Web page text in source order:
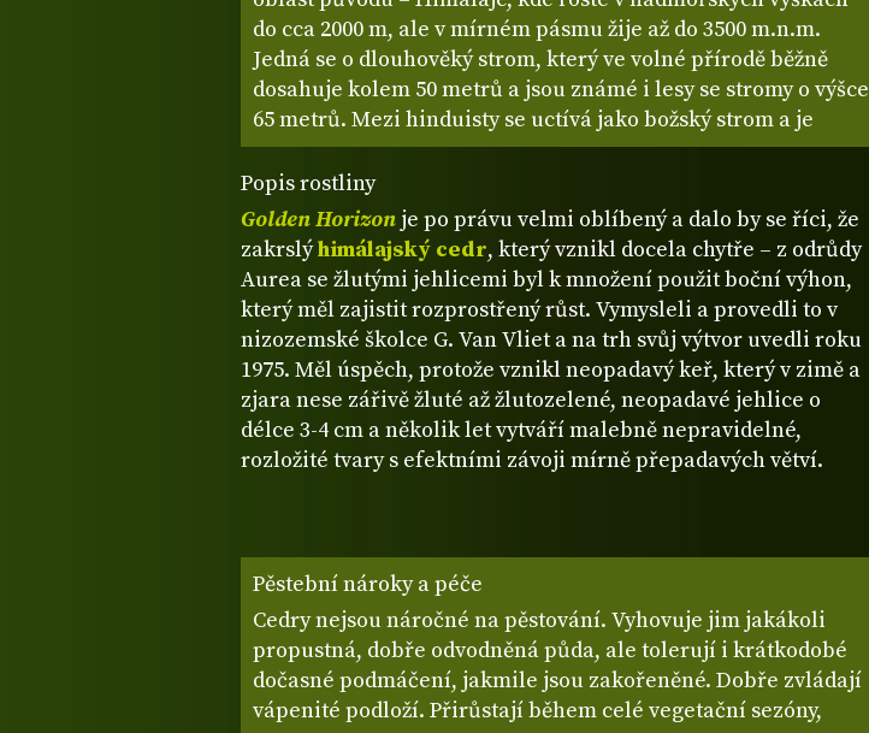
do cca 2000 m, ale v mírném pásmu žije až do 3500 m.n.m.
Jedná se o dlouhověký strom, který ve volné přírodě běžně
dosahuje kolem 50 metrů a jsou známé i lesy se stromy o výšce
65 metrů. Mezi hinduisty se uctívá jako božský strom a je
Popis rostliny
Golden Horizon je po právu velmi oblíbený a dalo by se říci, že
zakrslýhimálajský cedr, který vznikl docela chytře – z odrůdy
Aurea se žlutými jehlicemi byl k množení použit boční výhon,
který měl zajistit rozprostřený růst. Vymysleli a provedli to v
nizozemské školce G. Van Vliet a na trh svůj výtvor uvedli roku
1975. Měl úspěch, protože vznikl neopadavý keř, který v zimě a
zjara nese zářivě žluté až žlutozelené, neopadavé jehlice o
délce 3-4 cm a několik let vytváří malebně nepravidelné,
rozložité tvary s efektními závoji mírně přepadavých větví.
Pěstební nároky a péče
Cedry nejsou náročné na pěstování. Vyhovuje jim jakákoli
propustná, dobře odvodněná půda, ale tolerují i krátkodobé
dočasné podmáčení, jakmile jsou zakořeněné. Dobře zvládají
vápenité podloží. Přirůstají během celé vegetační sezóny,